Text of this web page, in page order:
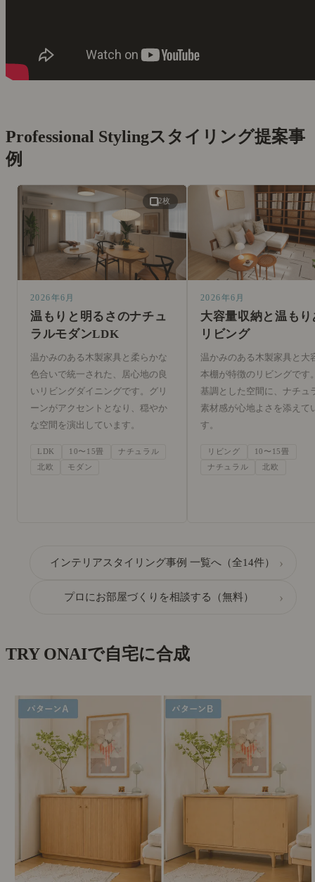
Professional Stylingスタイリング提案事
例
2枚
2026年6月
温もりと明るさのナチュ
ラルモダンLDK
温かみのある木製家具と柔らかな
色合いで統一された、居心地の良
いリビングダイニングです。グリ
ーンがアクセントとなり、穏やか
な空間を演出しています。
LDK 10〜15畳
ナチュラル
北欧
モダン
2026年6月
大容量収納と温もり
リビング
温かみのある木製家具と大
本棚が特徴のリビングです
基調とした空間に、ナチュ
素材感が心地よさを添えて
す。
リビング
10〜15畳
ナチュラル
北欧
インテリアスタイリング事例 一覧へ（全14件） ›
プロにお部屋づくりを相談する（無料） ›
TRY ONAIで自宅に合成